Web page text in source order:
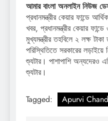
আমার বাংলা অনলাইন নিউজ
প্রধানমন্ত্রীর কেয়ার ফান্ডে
খবর, প্রধানমন্ত্রীর কেয়ার
মুখ্যমন্ত্রীর তহবিলে ২ লক্ষ
পরিস্থিতিতে সরকারের
শ্যুটার। পাশাপাশি অন্যদেরও
শ্যুটার।
Tagged: Apurvi